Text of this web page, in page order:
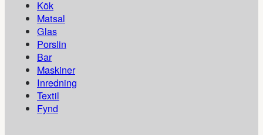
Kök
Matsal
Glas
Porslin
Bar
Maskiner
Inredning
Textil
Fynd